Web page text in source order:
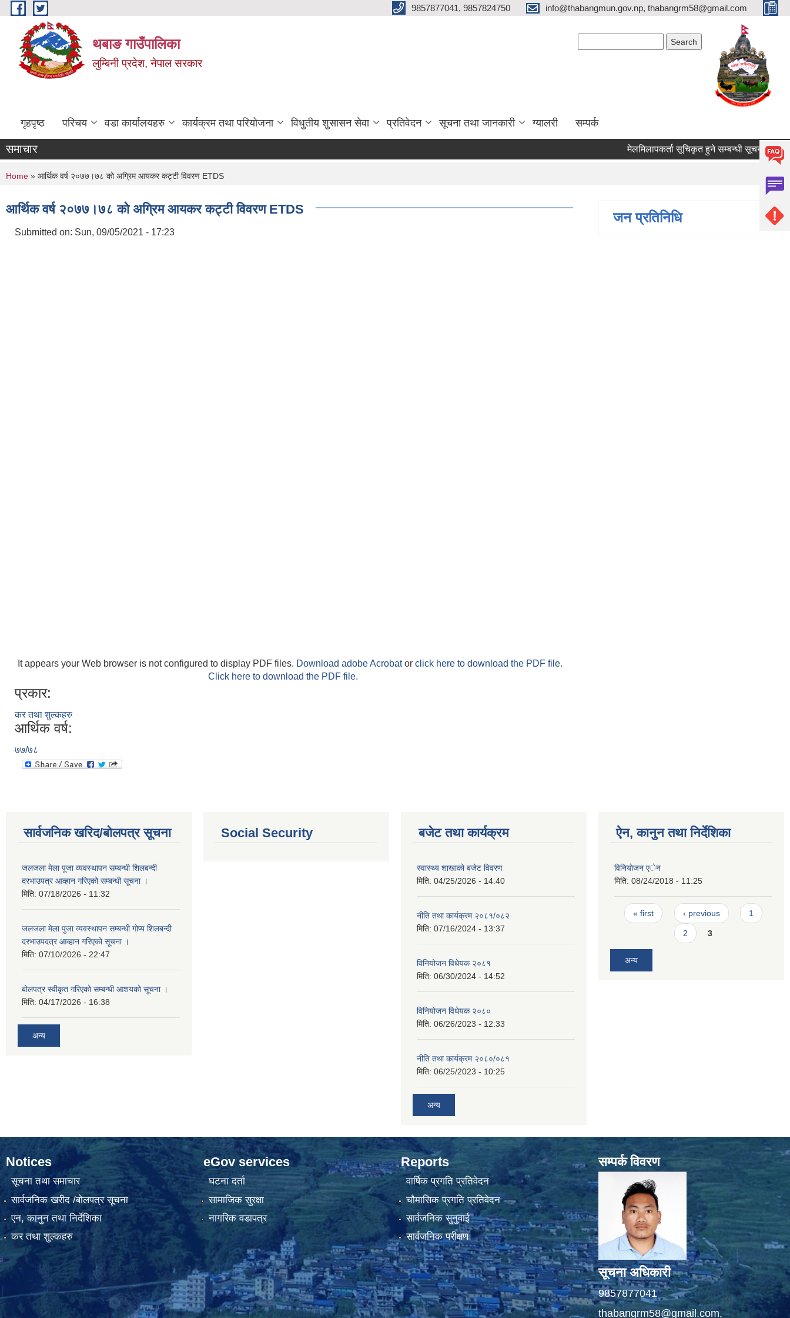
Skip to main content 9857877041, 9857824750 info@thabangmun.gov.np, thabangrm58@gmail.com
थबाङ गाउँपालिका
लुम्बिनी प्रदेश, नेपाल सरकार
गृहपृष्ठ परिचय वडा कार्यालयहरु कार्यक्रम तथा परियोजना विधुतीय शुसासन सेवा प्रतिवेदन सूचना तथा जानकारी ग्यालरी सम्पर्क
समाचार मेलमिलापकर्ता सूचिकृत हुने सम्बन्धी सूचना ।
You are here
Home » आर्थिक वर्ष २०७७।७८ काे अग्रिम आयकर कट्टी विवरण ETDS
आर्थिक वर्ष २०७७।७८ काे अग्रिम आयकर कट्टी विवरण ETDS
Submitted on: Sun, 09/05/2021 - 17:23
It appears your Web browser is not configured to display PDF files. Download adobe Acrobator click here to download the PDF file.
Click here to download the PDF file.
प्रकार:
कर तथा शुल्कहरु
आर्थिक वर्ष:
७७/७८
जन प्रतिनिधि
सार्वजनिक खरिद/बोलपत्र सूचना
जलजला मेला पूजा व्यवस्थापन सम्बन्धी शिलबन्दी
दरभाउपत्र आव्हान गरिएको सम्बन्धी सूचना ।
मिति: 07/18/2026 - 11:32
जलजला मेला पुजा व्यवस्थापन सम्बन्धी गोप्य शिलबन्दी
दरभाउपदत्र आव्हान गरिएको सूचना ।
मिति: 07/10/2026 - 22:47
बोलपत्र स्वीकृत गरिएको सम्बन्धी आशयको सूचना ।
मिति: 04/17/2026 - 16:38
अन्य
Social Security बजेट तथा कार्यक्रम
स्वास्थ्य शाखाको बजेट विवरण
मिति: 04/25/2026 - 14:40
नीति तथा कार्यक्रम २०८१/०८२
मिति: 07/16/2024 - 13:37
विनियोजन विधेयक २०८१
मिति: 06/30/2024 - 14:52
विनियोजन विधेयक २०८०
मिति: 06/26/2023 - 12:33
नीति तथा कार्यक्रम २०८०/०८१
मिति: 06/25/2023 - 10:25
अन्य
ऐन, कानुन तथा निर्देशिका
विनियाेजन एेन
मिति: 08/24/2018 - 11:25
Pages
« first ‹ previous 1
2 3
अन्य
Notices
सूचना तथा समाचार
सार्वजनिक खरीद /बोलपत्र सूचना
एन, कानुन तथा निर्देशिका
कर तथा शुल्कहरु
eGov services
घटना दर्ता
सामाजिक सुरक्षा
नागरिक वडापत्र
Reports
वार्षिक प्रगति प्रतिवेदन
चौमासिक प्रगति प्रतिवेदन
सार्वजनिक सुनुवाई
सार्वजनिक परीक्षण
सम्पर्क विवरण
सूचना अधिकारी
9857877041
thabangrm58@gmail.com,